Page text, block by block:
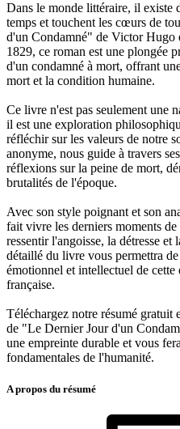
Dans le monde littéraire, il existe
temps et touchent les cœurs de
d'un Condamné" de Victor Hugo
1829, ce roman est une plongée
d'un condamné à mort, offrant
mort et la condition humaine.
Ce livre n'est pas seulement une
il est une exploration
réfléchir sur les valeurs de notre
anonyme, nous guide à travers
réflexions sur la peine de mort,
brutalités de l'époque.
Avec son style poignant et son
fait vivre les derniers moments
ressentir l'angoisse, la détresse
détaillé du livre vous permettra
émotionnel et intellectuel de
française.
Téléchargez notre résumé
de "Le Dernier Jour d'un
une empreinte durable et vous
fondamentales de l'humanité.
A propos du résumé